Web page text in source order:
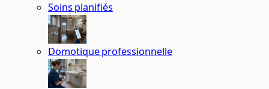
Soins planifiés
Domotique professionnelle